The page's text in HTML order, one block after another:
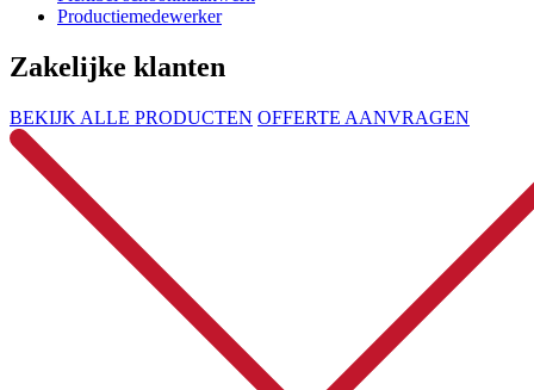
Productiemedewerker
Zakelijke klanten
BEKIJK ALLE PRODUCTEN OFFERTE AANVRAGEN